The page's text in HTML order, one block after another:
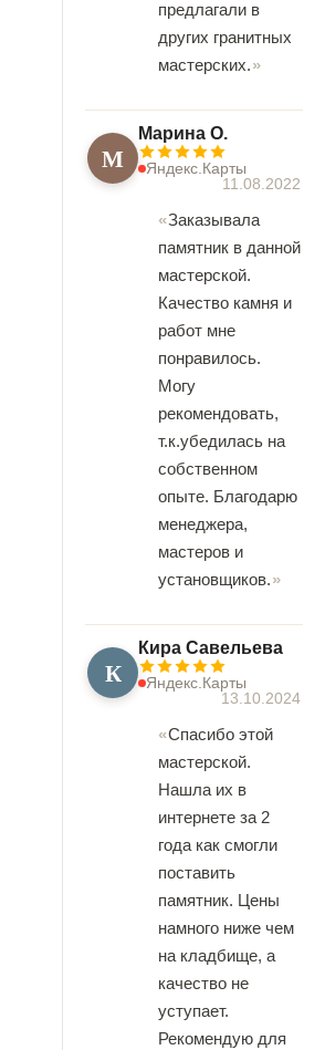
предлагали в
других гранитных
мастерских.
М
Марина О.
Яндекс.Карты
11.08.2022
Заказывала
памятник в данной
мастерской.
Качество камня и
работ мне
понравилось.
Могу
рекомендовать,
т.к.убедилась на
собственном
опыте. Благодарю
менеджера,
мастеров и
установщиков.
К
Кира Савельева
Яндекс.Карты
13.10.2024
Спасибо этой
мастерской.
Нашла их в
интернете за 2
года как смогли
поставить
памятник. Цены
намного ниже чем
на кладбище, а
качество не
уступает.
Рекомендую для